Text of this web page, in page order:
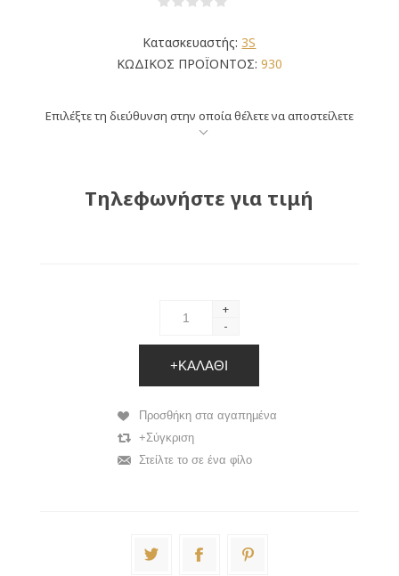
Κατασκευαστής: 3S
ΚΩΔΙΚΟΣ ΠΡΟΪΟΝΤΟΣ: 930
Επιλέξτε τη διεύθυνση στην οποία θέλετε να αποστείλετε
Τηλεφωνήστε για τιμή
+
-
+ΚΑΛΆΘΙ
Προσθήκη στα αγαπημένα
+Σύγκριση
Στείλτε το σε ένα φίλο